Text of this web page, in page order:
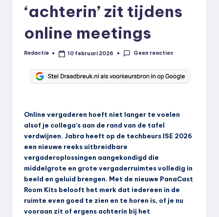
‘achterin’ zit tijdens
online meetings
Geplaatst
Redactie 10 februari 2026 Geen reacties
Online vergaderen hoeft niet langer te voelen
alsof je collega’s aan de rand van de tafel
verdwijnen. Jabra heeft op de techbeurs ISE 2026
een nieuwe reeks uitbreidbare
vergaderoplossingen aangekondigd die
middelgrote en grote vergaderruimtes volledig in
beeld en geluid brengen. Met de nieuwe PanaCast
Room Kits belooft het merk dat iedereen in de
ruimte even goed te zien en te horen is, of je nu
vooraan zit of ergens achterin bij het